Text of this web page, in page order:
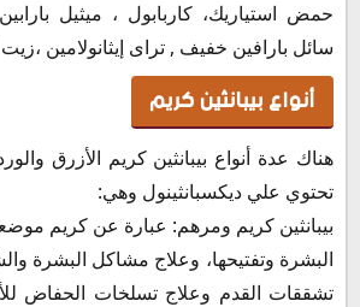
سعر بيبانثين في الإمارات
بيبانثين النهدي في السعودية
كيف يتم حفظ بيبانثين
حمض استياريك، كاربابول ، ميثيل
سائل بارافين خفيف , تراى إيثانولامين
أنواع بيبانثين كريم
هناك عدة أنواع بيبانثين كريم الأزرق
تحتوي علي ديكسبانثينول وهي:
بيبانثين كريم ومرهم: عبارة عن كريم
البشرة وتفتيحها، وعلاج مشاكل البشرة
تشققات القدم وعلاج تسلخات الحفاض